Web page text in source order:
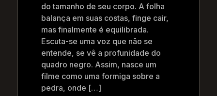
do tamanho de seu corpo. A folha
balança em suas costas, finge cair,
mas finalmente é equilibrada.
Escuta-se uma voz que não se
entende, se vê a profunidade do
quadro negro. Assim, nasce um
filme como uma formiga sobre a
pedra, onde […]